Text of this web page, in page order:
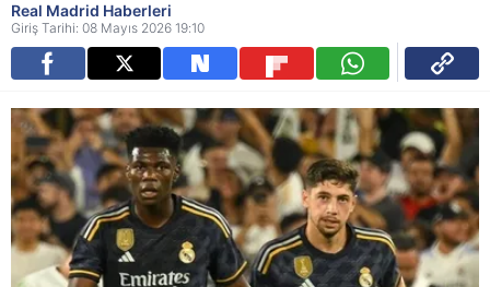
Real Madrid Haberleri
Giriş Tarihi: 08 Mayıs 2026 19:10